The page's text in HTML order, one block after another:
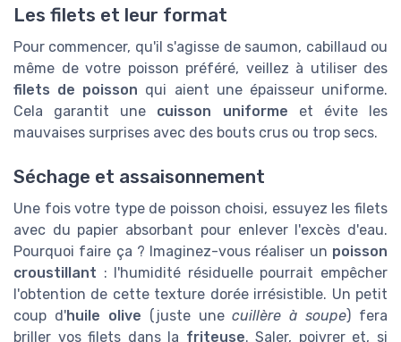
Les filets et leur format
Pour commencer, qu'il s'agisse de saumon, cabillaud ou
même de votre poisson préféré, veillez à utiliser des
filets de poisson qui aient une épaisseur uniforme.
Cela garantit une cuisson uniforme et évite les
mauvaises surprises avec des bouts crus ou trop secs.
Séchage et assaisonnement
Une fois votre type de poisson choisi, essuyez les filets
avec du papier absorbant pour enlever l'excès d'eau.
Pourquoi faire ça ? Imaginez-vous réaliser un poisson
croustillant : l'humidité résiduelle pourrait empêcher
l'obtention de cette texture dorée irrésistible. Un petit
coup d'huile olive (juste unecuillère à soupe) fera
briller vos filets dans la friteuse. Saler, poivrer et, si